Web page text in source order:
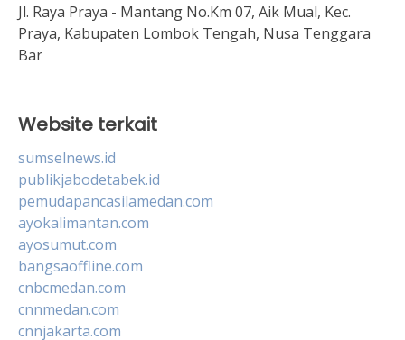
Jl. Raya Praya - Mantang No.Km 07, Aik Mual, Kec.
Praya, Kabupaten Lombok Tengah, Nusa Tenggara
Bar
Website terkait
sumselnews.id
publikjabodetabek.id
pemudapancasilamedan.com
ayokalimantan.com
ayosumut.com
bangsaoffline.com
cnbcmedan.com
cnnmedan.com
cnnjakarta.com